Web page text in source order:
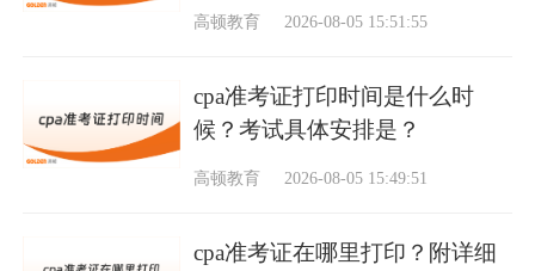
高顿教育 2026-08-05 15:51:55
cpa准考证打印时间是什么时
候？考试具体安排是？
高顿教育 2026-08-05 15:49:51
cpa准考证在哪里打印？附详细